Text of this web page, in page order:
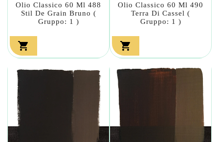
Olio Classico 60 Ml 488
Stil De Grain Bruno (
Gruppo: 1 )

Olio Classico 60 Ml 490
Terra Di Cassel (
Gruppo: 1 )
